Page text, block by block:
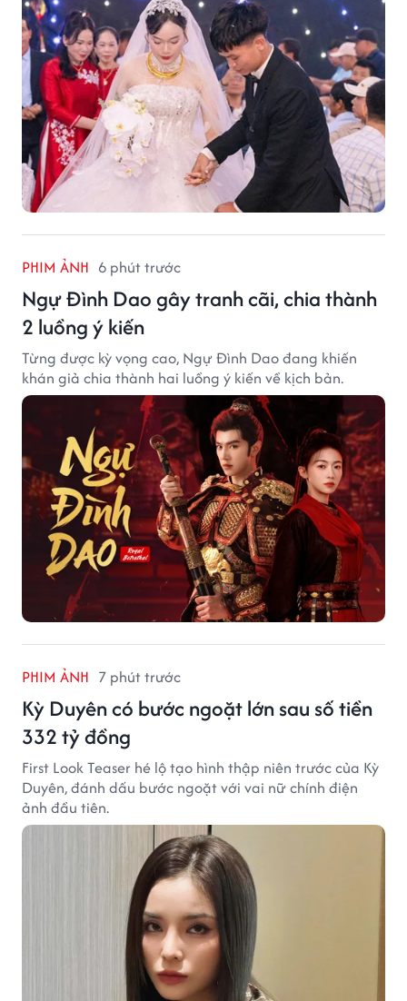
PHIM ẢNH 6 phút trước
Ngự Đình Dao gây tranh cãi, chia thành
2 luồng ý kiến
Từng được kỳ vọng cao, Ngự Đình Dao đang khiến
khán giả chia thành hai luồng ý kiến về kịch bản.
PHIM ẢNH 7 phút trước
Kỳ Duyên có bước ngoặt lớn sau số tiền
332 tỷ đồng
First Look Teaser hé lộ tạo hình thập niên trước của Kỳ
Duyên, đánh dấu bước ngoặt với vai nữ chính điện
ảnh đầu tiên.